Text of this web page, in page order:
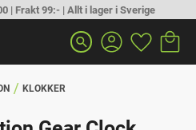
| Frakt 99:- | Allt i lager i Sverige
search
KLOKKER